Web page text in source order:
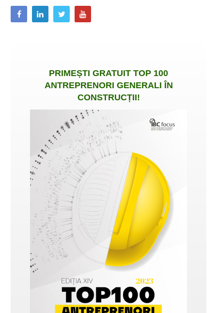
PRIMEȘTI GRATUIT TOP 100
ANTREPRENORI GENERALI ÎN
CONSTRUCȚII!